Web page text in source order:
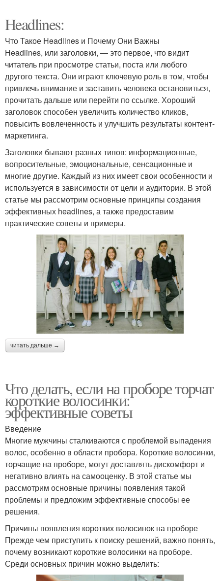
Headlines:
Что Такое Headlines и Почему Они Важны
Headlines, или заголовки, — это первое, что видит
читатель при просмотре статьи, поста или любого
другого текста. Они играют ключевую роль в том, чтобы
привлечь внимание и заставить человека остановиться,
прочитать дальше или перейти по ссылке. Хороший
заголовок способен увеличить количество кликов,
повысить вовлеченность и улучшить результаты контент-
маркетинга.
Заголовки бывают разных типов: информационные,
вопросительные, эмоциональные, сенсационные и
многие другие. Каждый из них имеет свои особенности и
используется в зависимости от цели и аудитории. В этой
статье мы рассмотрим основные принципы создания
эффективных headlines, а также предоставим
практические советы и примеры.
читать дальше →
Что делать, если на проборе торчат
короткие волосинки:
эффективные советы
Введение
Многие мужчины сталкиваются с проблемой выпадения
волос, особенно в области пробора. Короткие волосинки,
торчащие на проборе, могут доставлять дискомфорт и
негативно влиять на самооценку. В этой статье мы
рассмотрим основные причины появления такой
проблемы и предложим эффективные способы ее
решения.
Причины появления коротких волосинок на проборе
Прежде чем приступить к поиску решений, важно понять,
почему возникают короткие волосинки на проборе.
Среди основных причин можно выделить: